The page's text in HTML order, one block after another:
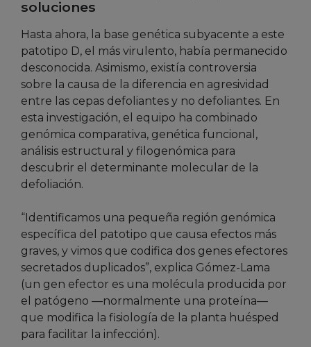
soluciones
Hasta ahora, la base genética subyacente a este
patotipo D, el más virulento, había permanecido
desconocida. Asimismo, existía controversia
sobre la causa de la diferencia en agresividad
entre las cepas defoliantes y no defoliantes. En
esta investigación, el equipo ha combinado
genómica comparativa, genética funcional,
análisis estructural y filogenómica para
descubrir el determinante molecular de la
defoliación.
“Identificamos una pequeña región genómica
específica del patotipo que causa efectos más
graves, y vimos que codifica dos genes efectores
secretados duplicados”, explica Gómez-Lama
(un gen efector es una molécula producida por
el patógeno —normalmente una proteína—
que modifica la fisiología de la planta huésped
para facilitar la infección).